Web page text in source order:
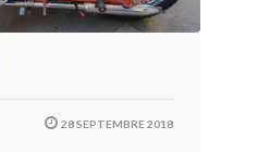
28 SEPTEMBRE 2018